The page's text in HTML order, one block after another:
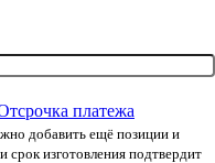
платежа
добавить ещё позиции и
срок изготовления подтвердит